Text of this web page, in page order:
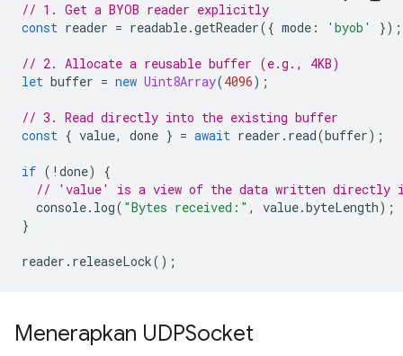
// 1. Get a BYOB reader explicitly
const reader = readable.getReader({ mode : 'byob' });
// 2. Allocate a reusable buffer (e.g., 4KB)
let buffer = new Uint8Array(4096);
// 3. Read directly into the existing buffer
const { value, done } = await reader . read(buffer);
if ( ! done)
{
// 'value' is a view of the data written directly
console. log( "Bytes received:" , value.byteLength);
}
reader . releaseLock();
Menerapkan UDPSocket